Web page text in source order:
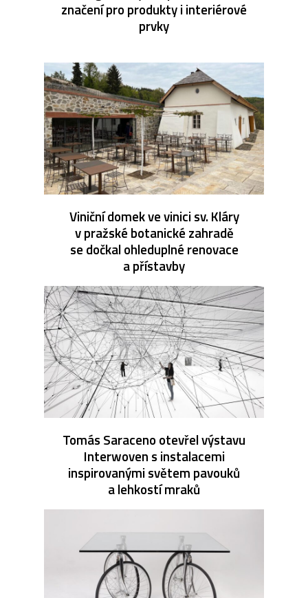
značení pro produkty i interiérové
prvky
Viniční domek ve vinici sv. Kláry
v pražské botanické zahradě
se dočkal ohleduplné renovace
a přístavby
Tomás Saraceno otevřel výstavu
Interwoven s instalacemi
inspirovanými světem pavouků
a lehkostí mraků